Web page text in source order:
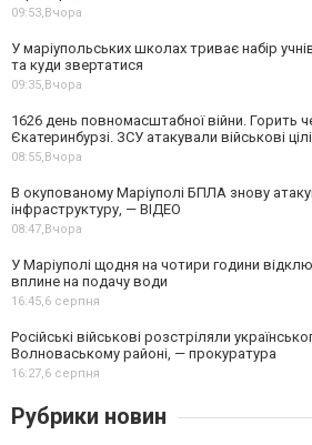
09:53,Вчора
У маріупольських школах триває набір
та куди звертатися
09:35,Вчора
1626 день повномасштабної війни. Горить
Єкатеринбурзі. ЗСУ атакували військові
08:55,Вчора
В окупованому Маріуполі БПЛА знову
інфраструктуру, — ВІДЕО
08:47,Вчора
У Маріуполі щодня на чотири години
вплине на подачу води
16:45,6 серпня
Російські військові розстріляли
Волноваському районі, — прокуратура
16:27,6 серпня
Рубрики новин